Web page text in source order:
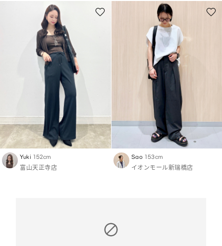
Yuki 152cm
富山天正寺店
Sao 153cm
イオンモール新瑞橋店